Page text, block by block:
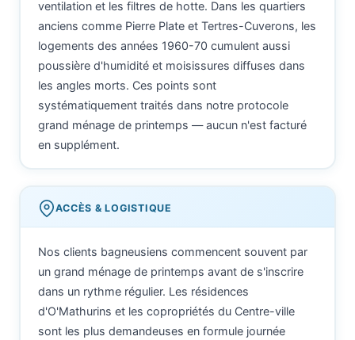
ventilation et les filtres de hotte. Dans les quartiers
anciens comme Pierre Plate et Tertres-Cuverons, les
logements des années 1960-70 cumulent aussi
poussière d'humidité et moisissures diffuses dans
les angles morts. Ces points sont
systématiquement traités dans notre protocole
grand ménage de printemps — aucun n'est facturé
en supplément.
ACCÈS & LOGISTIQUE
Nos clients bagneusiens commencent souvent par
un grand ménage de printemps avant de s'inscrire
dans un rythme régulier. Les résidences
d'O'Mathurins et les copropriétés du Centre-ville
sont les plus demandeuses en formule journée